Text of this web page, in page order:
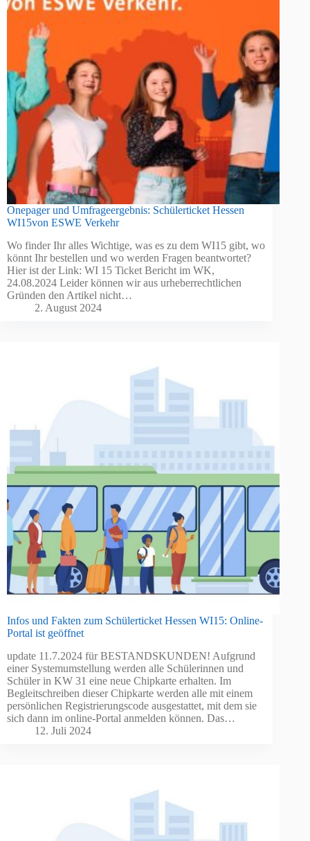
Onepager und Umfrageergebnis: Schülerticket Hessen
WI15von ESWE Verkehr
Wo finder Ihr alles Wichtige, was es zu dem WI15 gibt, wo
könnt Ihr bestellen und wo werden Fragen beantwortet?
Hier ist der Link: WI 15 Ticket Bericht im WK,
24.08.2024 Leider können wir aus urheberrechtlichen
Gründen den Artikel nicht…
2. August 2024
Infos und Fakten zum Schülerticket Hessen WI15: Online-
Portal ist geöffnet
update 11.7.2024 für BESTANDSKUNDEN! Aufgrund
einer Systemumstellung werden alle Schülerinnen und
Schüler in KW 31 eine neue Chipkarte erhalten. Im
Begleitschreiben dieser Chipkarte werden alle mit einem
persönlichen Registrierungscode ausgestattet, mit dem sie
sich dann im online-Portal anmelden können. Das…
12. Juli 2024